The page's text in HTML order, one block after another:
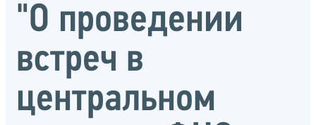
"О проведении
встреч в
центральном